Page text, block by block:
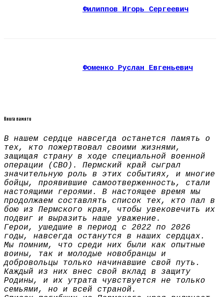
Филиппов Игорь Сергеевич
Фоменко Руслан Евгеньевич
Книга памяти
В нашем сердце навсегда останется память о
тех, кто пожертвовал своими жизнями,
защищая страну в ходе специальной военной
операции (СВО). Пермский край сыграл
значительную роль в этих событиях, и многие
бойцы, проявившие самоотверженность, стали
настоящими героями. В настоящее время мы
продолжаем составлять список тех, кто пал в
бою из Пермского края, чтобы увековечить их
подвиг и выразить наше уважение.
Герои, ушедшие в период с 2022 по 2026
годы, навсегда останутся в наших сердцах.
Мы помним, что среди них были как опытные
воины, так и молодые новобранцы и
добровольцы только начинавшие свой путь.
Каждый из них внес свой вклад в защиту
Родины, и их утрата чувствуется не только
семьями, но и всей страной.